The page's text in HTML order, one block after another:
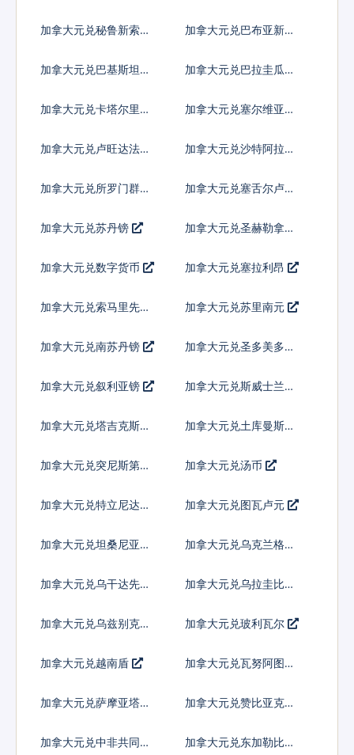
加拿大元兑秘鲁新索尔
加拿大元兑巴布亚新几
加拿大元兑巴基斯坦卢
加拿大元兑巴拉圭瓜拉
加拿大元兑卡塔尔里亚
加拿大元兑塞尔维亚第
加拿大元兑卢旺达法郎 加拿大元兑沙特阿拉伯
加拿大元兑所罗门群岛
加拿大元兑塞舌尔卢比
加拿大元兑苏丹镑 加拿大元兑圣赫勒拿镑
加拿大元兑数字货币 加拿大元兑塞拉利昂
加拿大元兑索马里先令 加拿大元兑苏里南元
加拿大元兑南苏丹镑
加拿大元兑圣多美多布
加拿大元兑叙利亚镑
加拿大元兑斯威士兰里
加拿大元兑塔吉克斯坦
加拿大元兑土库曼斯坦
加拿大元兑突尼斯第纳
加拿大元兑汤币
加拿大元兑特立尼达多
加拿大元兑图瓦卢元
加拿大元兑坦桑尼亚先
加拿大元兑乌克兰格里
加拿大元兑乌干达先令 加拿大元兑乌拉圭比索
加拿大元兑乌兹别克斯
加拿大元兑玻利瓦尔
加拿大元兑越南盾
加拿大元兑瓦努阿图瓦
加拿大元兑萨摩亚塔拉
加拿大元兑赞比亚克瓦
加拿大元兑中非共同体 加拿大元兑东加勒比元